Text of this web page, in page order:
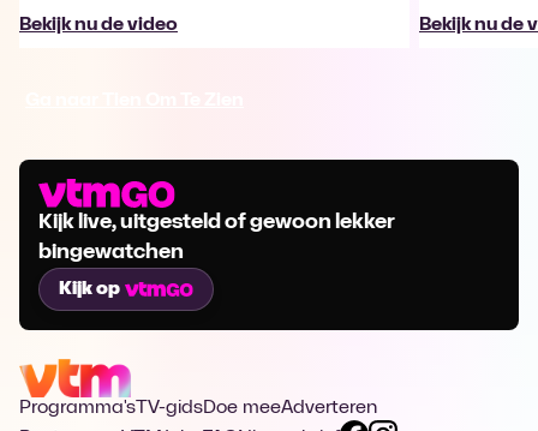
Bekijk nu de video Bekijk nu de
Kijk live, uitgesteld of gewoon lekker
bingewatchen
Kijk op
Programma's TV-gidsDoe meeAdverteren